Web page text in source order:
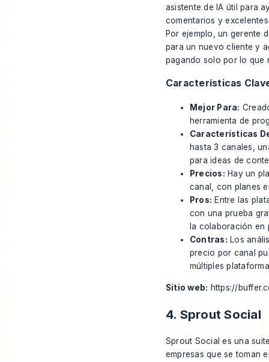
asistente de IA útil para
comentarios y
Por ejemplo, un gerente
para un nuevo cliente y
pagando solo por lo que
Características
Mejor Para:
herramienta de
Características
hasta 3 canales,
para ideas de
Precios: Hay un
canal, con planes
Pros: Entre las
con una prueba
la colaboración en
Contras: Los
precio por canal
múltiples
Sitio web: https://
4. Sprout Social
Sprout Social es una
empresas que se toman